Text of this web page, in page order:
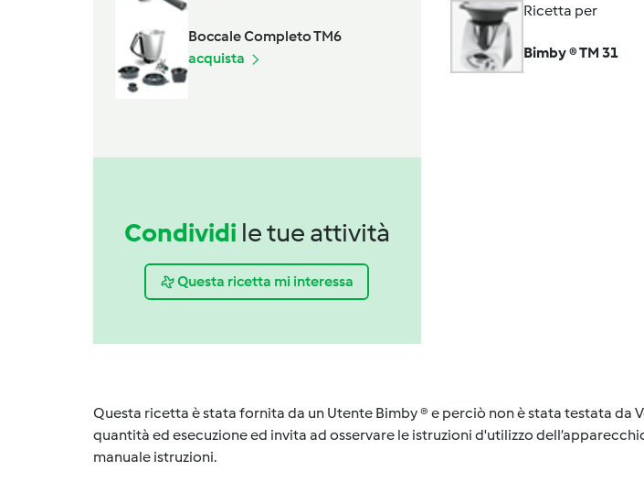
Boccale Completo TM6
acquista
Condividi le tue attività
Questa ricetta mi interessa
Ricetta per
Bimby ® TM 31
Questa ricetta è stata fornita da un Utente Bimby ® e perciò non è stata testata da
quantità ed esecuzione ed invita ad osservare le istruzioni d'utilizzo
manuale istruzioni.